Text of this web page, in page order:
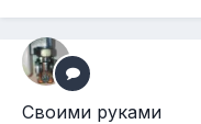
Своими руками